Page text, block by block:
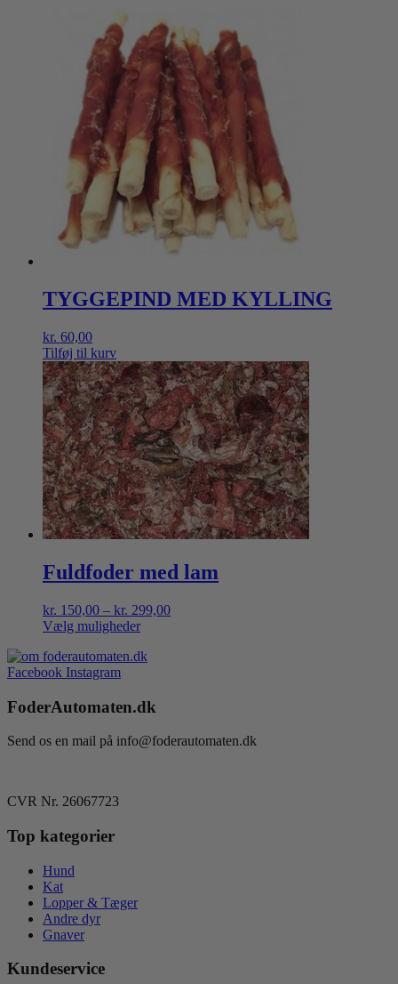
TYGGEPIND MED KYLLING
kr. 60,00
Tilføj til kurv
Fuldfoder med lam
kr. 150,00 – kr. 299,00Prisinterval:
Vælg muligheder
vare
har
varianter.
kan
Facebook Instagram
FoderAutomaten.dk
Send os en mail på info@foderautomaten.dk
CVR Nr. 26067723
Top kategorier
Hund
Kat
Lopper & Tæger
Andre dyr
Gnaver
Kundeservice